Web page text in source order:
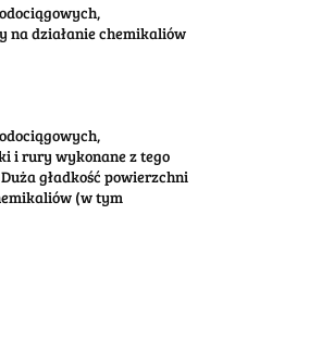
na działanie chemikaliów
i rury wykonane z tego
gładkość powierzchni
(w tym